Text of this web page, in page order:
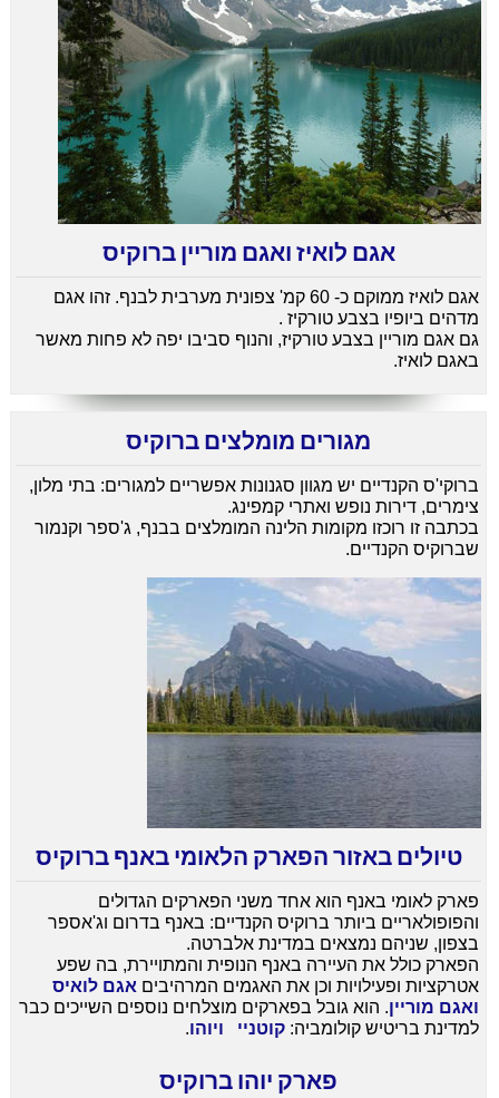
אגם לואיז ואגם מוריין ברוקיס
אגם לואיז ממוקם כ- 60 קמ' צפונית מערבית לבנף. זהו אגם
מדהים ביופיו בצבע טורקיז .
גם אגם מוריין בצבע טורקיז, והנוף סביבו יפה לא פחות מאשר
באגם לואיז.
מגורים מומלצים ברוקיס
ברוקי'ס הקנדיים יש מגוון סגנונות אפשריים למגורים: בתי מלון,
צימרים, דירות נופש ואתרי קמפינג.
בכתבה זו רוכזו מקומות הלינה המומלצים בבנף, ג'ספר וקנמור
שברוקיס הקנדיים.
טיולים באזור הפארק הלאומי באנף ברוקיס
פארק לאומי באנף הוא אחד משני הפארקים הגדולים
והפופולאריים ביותר ברוקיס הקנדיים: באנף בדרום וג'אספר
בצפון, שניהם נמצאים במדינת אלברטה.
הפארק כולל את העיירה באנף הנופית והמתויירת, בה שפע
אטרקציות ופעילויות וכן את האגמים המרהיבים אגם לואיס
ואגם מוריין. הוא גובל בפארקים מוצלחים נוספים השייכים כבר
למדינת בריטיש קולומביה:קוטניי ויוהו.
פארק יוהו ברוקיס